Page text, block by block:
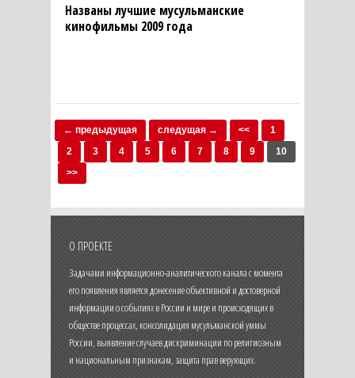
Названы лучшие мусульманские
кинофильмы 2009 года
← предыдущая следущая → <<
1
2
3 4 5 6 7 8 9
10
>>
О ПРОЕКТЕ
Задачами информационно-аналитического канала с момента
его появления является донесение объективной и достоверной
информации о событиях в России и мире и происходящих в
обществе процессах, консолидация мусульманской уммы
России, выявление случаев дискриминации по религиозным
и национальным признакам, защита прав верующих.